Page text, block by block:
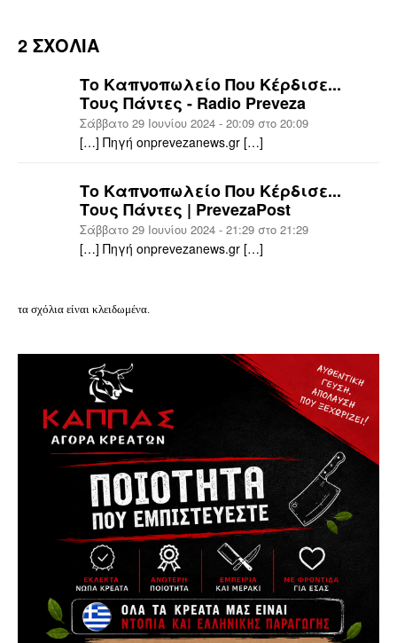
2 ΣΧΟΛΙΑ
Το Καπνοπωλείο Που Κέρδισε...
Τους Πάντες - Radio Preveza
Σάββατο 29 Ιουνίου 2024 - 20:09 στο 20:09
[…] Πηγή onprevezanews.gr […]
Το Καπνοπωλείο Που Κέρδισε...
Τους Πάντες | PrevezaPost
Σάββατο 29 Ιουνίου 2024 - 21:29 στο 21:29
[…] Πηγή onprevezanews.gr […]
τα σχόλια είναι κλειδωμένα.